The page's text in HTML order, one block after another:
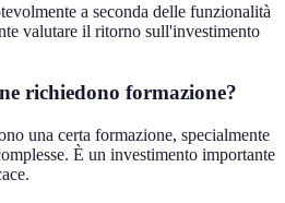
a seconda delle funzionalità
valutare il ritorno sull'investimento
richiedono formazione?
una certa formazione, specialmente
È un investimento importante